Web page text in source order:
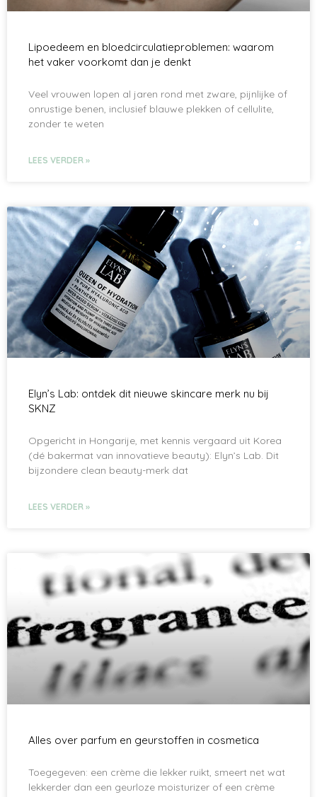
Lipoedeem en bloedcirculatieproblemen: waarom
het vaker voorkomt dan je denkt
Veel vrouwen lopen al jaren rond met zware, pijnlijke of
onrustige benen, inclusief blauwe plekken of cellulite,
zonder te weten
LEES VERDER »
Elyn’s Lab: ontdek dit nieuwe skincare merk nu bij
SKNZ
Opgericht in Hongarije, met kennis vergaard uit Korea
(dé bakermat van innovatieve beauty): Elyn’s Lab. Dit
bijzondere clean beauty-merk dat
LEES VERDER »
Alles over parfum en geurstoffen in cosmetica
Toegegeven: een crème die lekker ruikt, smeert net wat
lekkerder dan een geurloze moisturizer of een crème